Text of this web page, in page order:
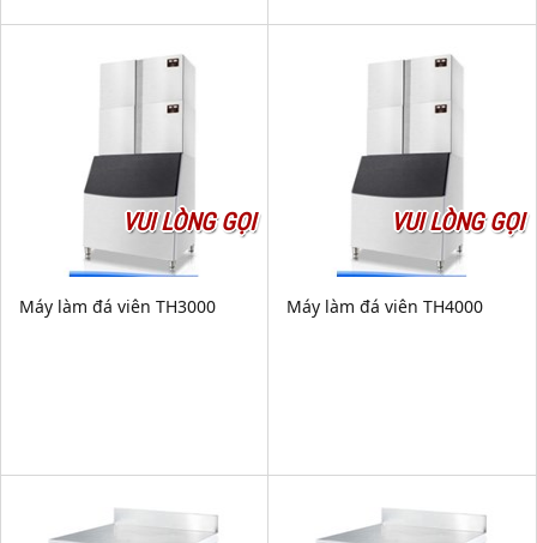
VUI LÒNG GỌI
Máy làm đá viên TH3000
VUI LÒNG GỌI
Máy làm đá viên TH4000